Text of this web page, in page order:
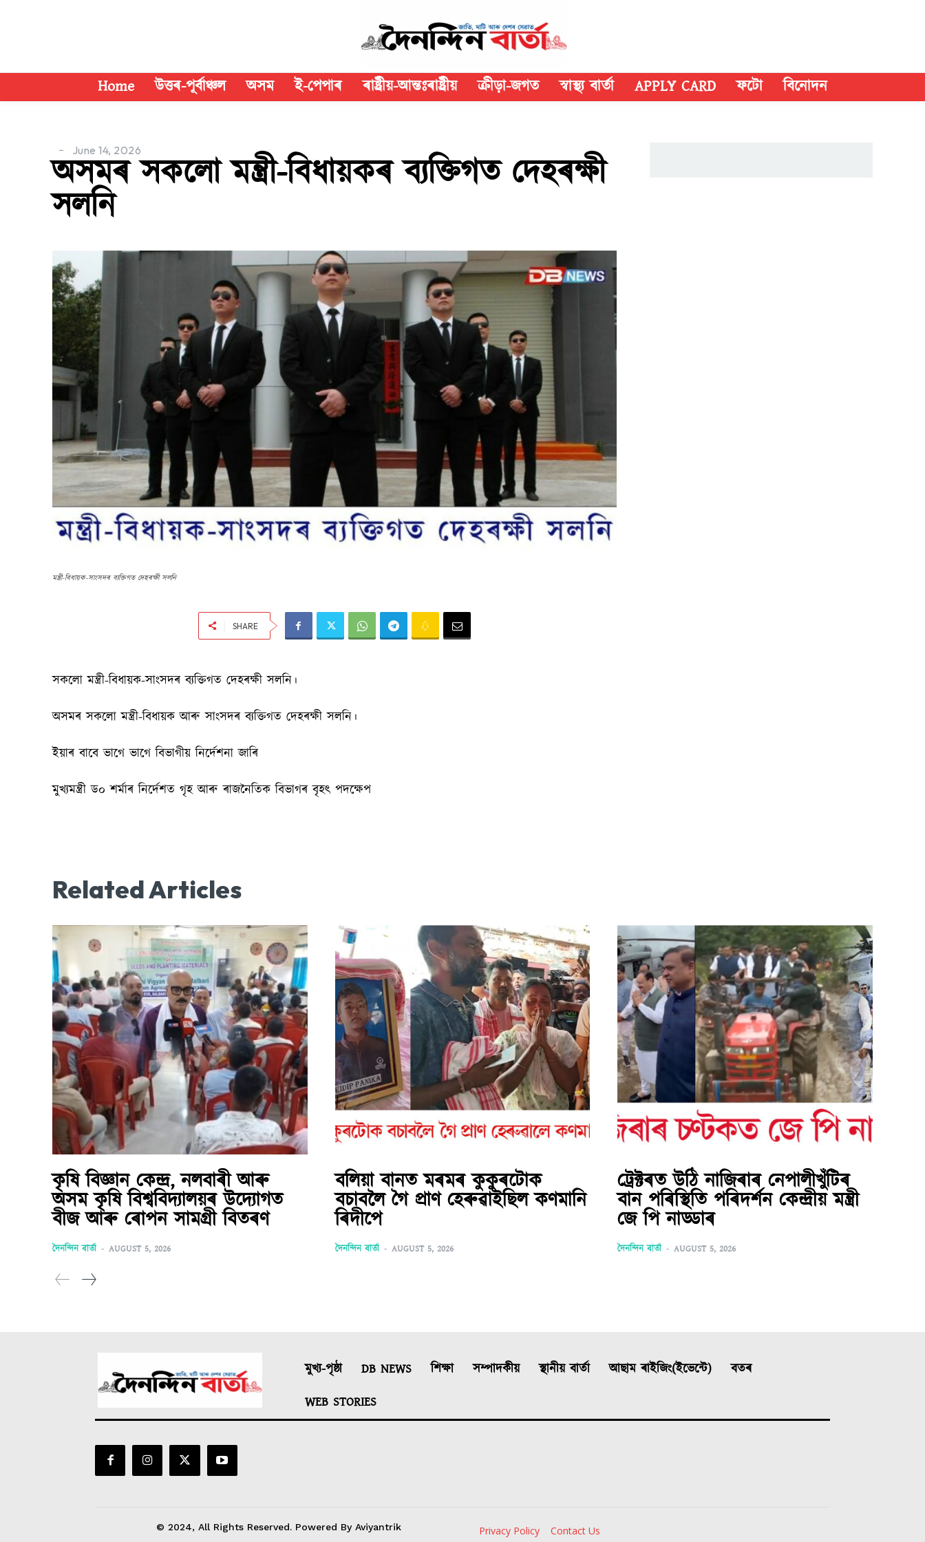
Home উত্তৰ-পূৰ্বাঞ্চল অসম ই-পেপাৰ ৰাষ্ট্ৰীয়-আন্তঃৰাষ্ট্ৰীয় ক্রীড়া-জগত স্বাস্থ্য বাৰ্তা APPLY CARD ফটো বিনোদন
June 14, 2026
অসমৰ সকলো মন্ত্ৰী-বিধায়কৰ ব্যক্তিগত দেহৰক্ষী
সলনি
মন্ত্ৰী-বিধায়ক-সাংসদৰ ব্যক্তিগত দেহৰক্ষী সলনি
SHARE
সকলো মন্ত্ৰী-বিধায়ক-সাংসদৰ ব্যক্তিগত দেহৰক্ষী সলনি।
অসমৰ সকলো মন্ত্ৰী-বিধায়ক আৰু সাংসদৰ ব্যক্তিগত দেহৰক্ষী সলনি।
ইয়াৰ বাবে ভাগে ভাগে বিভাগীয় নিৰ্দেশনা জাৰি
মুখ্যমন্ত্ৰী ড০ শৰ্মাৰ নিৰ্দেশত গৃহ আৰু ৰাজনৈতিক বিভাগৰ বৃহৎ পদক্ষেপ
Related Articles
কৃষি বিজ্ঞান কেন্দ্ৰ, নলবাৰী আৰু
অসম কৃষি বিশ্ববিদ্যালয়ৰ উদ্যোগত
বীজ আৰু ৰোপন সামগ্ৰী বিতৰণ
দৈনন্দিন বাৰ্তা - AUGUST 5, 2026
বলিয়া বানত মৰমৰ কুকুৰটোক
বচাবলৈ গৈ প্ৰাণ হেৰুৱাইছিল কণমানি
ৰিদীপে
দৈনন্দিন বাৰ্তা - AUGUST 5, 2026
ট্ৰেক্টৰত উঠি নাজিৰাৰ নেপালীখুঁটিৰ
বান পৰিস্থিতি পৰিদৰ্শন কেন্দ্ৰীয় মন্ত্ৰী
জে পি নাড্ডাৰ
দৈনন্দিন বাৰ্তা - AUGUST 5, 2026
মুখ্য-পৃষ্ঠা DB NEWS শিক্ষা সম্পাদকীয় স্থানীয় বাৰ্তা আছাম ৰাইজিং(ইভেন্টে)
বতৰ
WEB STORIES
© 2024, All Rights Reserved. Powered By Aviyantrik Privacy Policy Contact Us